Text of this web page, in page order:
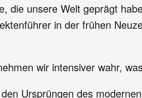
die unsere Welt geprägt
in der frühen
wir intensiver wahr,
Ursprüngen des